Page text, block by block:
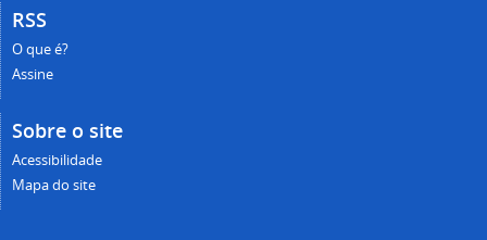
RSS
O que é?
Assine
Sobre o site
Acessibilidade
Mapa do site